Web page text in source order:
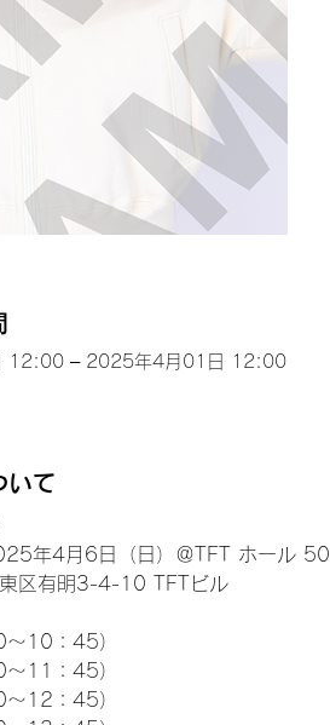
12:00 – 2025年4月01日 12:00
いて
年4月6日（日）＠TFT ホール
区有明3-4-10 TFTビル
～10：45）
11：45）
12：45）